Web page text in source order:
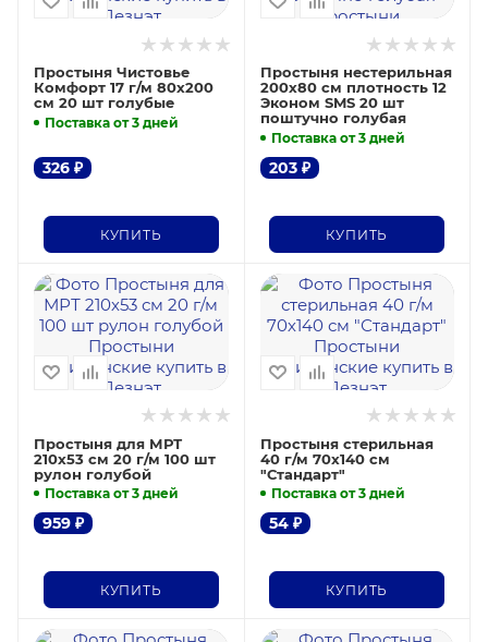
Простыня Чистовье
Комфорт 17 г/м 80х200
см 20 шт голубые
Поставка от 3 дней
326 ₽
КУПИТЬ
Простыня нестерильная
200х80 см плотность 12
Эконом SMS 20 шт
поштучно голубая
Поставка от 3 дней
203₽
КУПИТЬ
Простыня для МРТ
210х53 см 20 г/м 100 шт
рулон голубой
Поставка от 3 дней
959 ₽
КУПИТЬ
Простыня стерильная
40 г/м 70х140 см
"Стандарт"
Поставка от 3 дней
54₽
КУПИТЬ